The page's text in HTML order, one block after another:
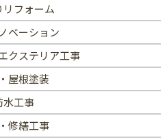
リフォーム
ベーション
クステリア工事
屋根塗装
水工事
修繕工事